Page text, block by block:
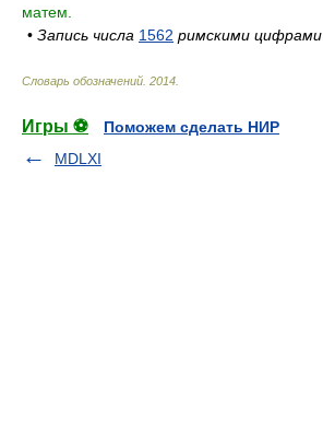
матем.
• Запись числа 1562 римскими цифрами
Словарь обозначений 2014
Игры ⚽
Поможем сделать НИР
MDLXI